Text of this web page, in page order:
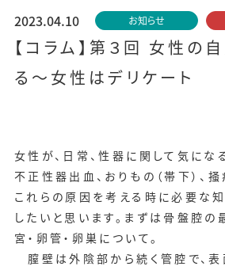
2023.04.10 お知らせ
【コラム】第３回 女性の
る～女性はデリケート
女性が、日常、性器に関して気にな
不正性器出血、おりもの（帯下）、掻
これらの原因を考える時に必要な
したいと思います。まずは骨盤腔の
宮・卵管・卵巣について。
膣壁は外陰部から続く管腔で、